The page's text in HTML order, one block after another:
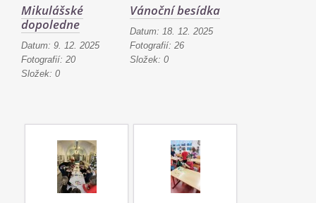
Mikulášské
dopoledne
Datum: 9. 12. 2025
Fotografií: 20
Složek: 0
Vánoční besídka
Datum: 18. 12. 2025
Fotografií: 26
Složek: 0